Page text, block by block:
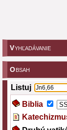
VYHĽADÁVANIE
OBSAH
Listuj